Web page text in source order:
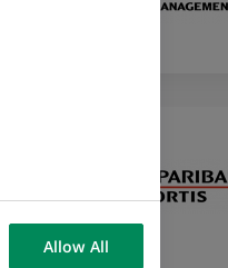
Allow All